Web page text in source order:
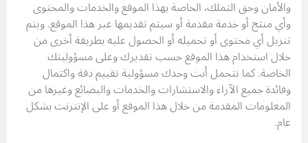
والأمان وحق التملك، الخاصة بهذا الموقع والخدمات والمحتوى
وأي منتج أو خدمة مقدمة أو سيتم تقديمها عبر هذا الموقع. ويتم
تنزيل أي محتوى أو تحميله أو الحصول عليه بطريقة أخرى من
خلال استخدام هذا الموقع حسب تقديرك وعلى مسؤوليتك
الخاصة. كما تتحمل أنت وحدك مسؤولية تقييم دقة واكتمال
وفائدة جميع الآراء والاستشارات والخدمات والبضائع وغيرها من
المعلومات المقدمة من خلال هذا الموقع أو على الإنترنت بشكل
عام.